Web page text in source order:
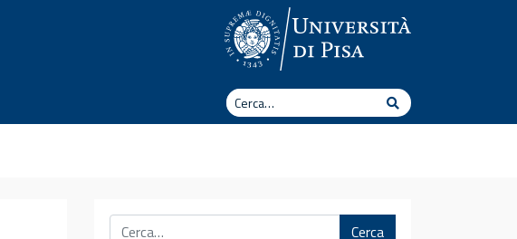
Cerca
Cerca
Cerca